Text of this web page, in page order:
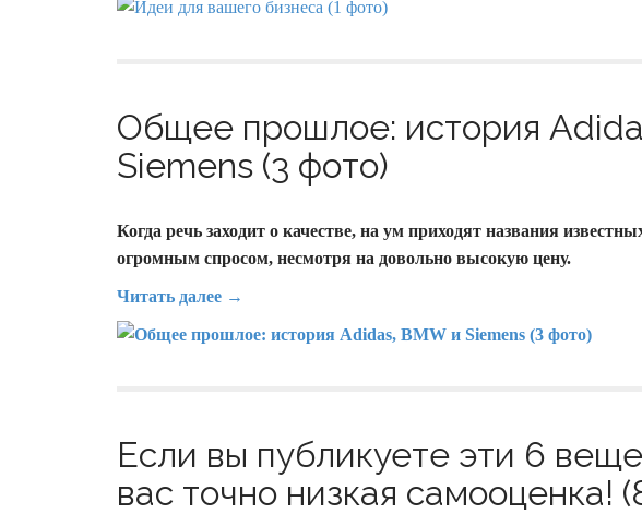
Общее прошлое: история
Siemens (3 фото)
Когда речь заходит о качестве, на ум приходят названия
огромным спросом, несмотря на довольно высокую цену.
Читать далее →
Если вы публикуете эти 6
вас точно низкая самооценка!